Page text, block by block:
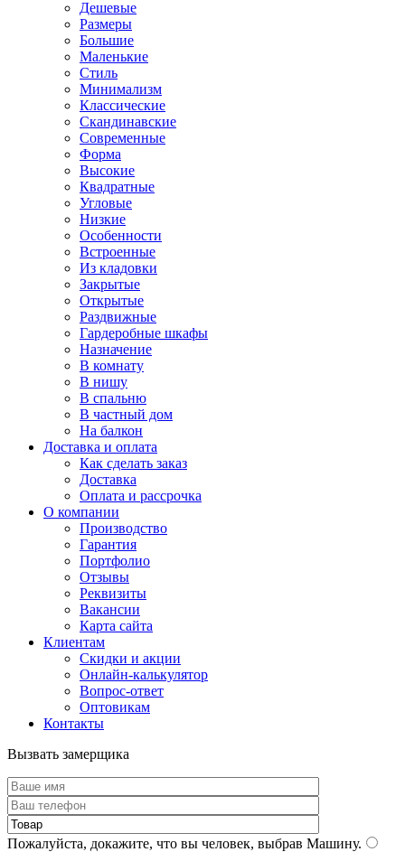
Дешевые
Размеры
Большие
Маленькие
Стиль
Минимализм
Классические
Скандинавские
Современные
Форма
Высокие
Квадратные
Угловые
Низкие
Особенности
Встроенные
Из кладовки
Закрытые
Открытые
Раздвижные
Гардеробные шкафы
Назначение
В комнату
В нишу
В спальню
В частный дом
На балкон
Доставка и оплата
Как сделать заказ
Доставка
Оплата и рассрочка
О компании
Производство
Гарантия
Портфолио
Отзывы
Реквизиты
Вакансии
Карта сайта
Клиентам
Скидки и акции
Онлайн-калькулятор
Вопрос-ответ
Оптовикам
Контакты
Вызвать замерщика
Пожалуйста, докажите, что вы человек, выбрав Машину.